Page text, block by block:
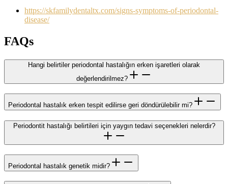
https://skfamilydentaltx.com/signs-symptoms-of-periodontal-
disease/
FAQs
Hangi belirtiler periodontal hastalığın erken işaretleri olarak
değerlendirilmez?
Periodontal hastalık erken tespit edilirse geri döndürülebilir mi?
Periodontit hastalığı belirtileri için yaygın tedavi seçenekleri nelerdir?
Periodontal hastalık genetik midir?